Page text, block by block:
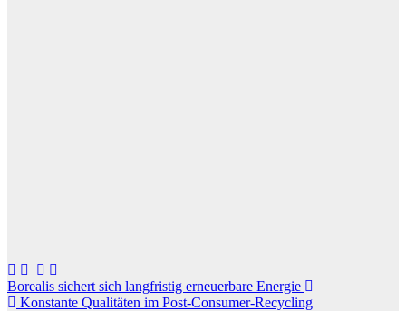
Beitragsnavigation
Borealis sichert sich langfristig erneuerbare Energie
Konstante Qualitäten im Post-Consumer-Recycling